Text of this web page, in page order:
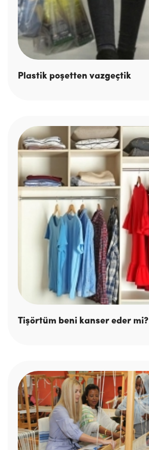
Plastik poşetten vazgeçtik
Tişörtüm beni kanser eder mi?